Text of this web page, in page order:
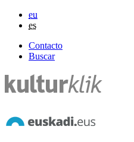
eu
es
Contacto
Buscar